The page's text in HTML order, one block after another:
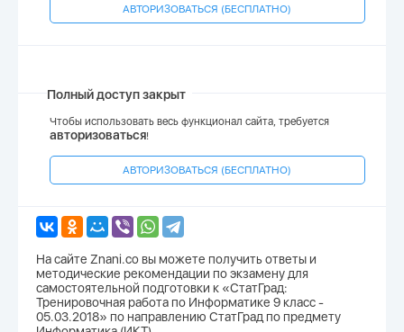
АВТОРИЗОВАТЬСЯ (БЕСПЛАТНО)
Полный доступ закрыт
Чтобы использовать весь функционал сайта, требуется
авторизоваться!
АВТОРИЗОВАТЬСЯ (БЕСПЛАТНО)
На сайте Znani.co вы можете получить ответы и
методические рекомендации по экзамену для
самостоятельной подготовки к «СтатГрад:
Тренировочная работа по Информатике 9 класс -
05.03.2018» по направлению СтатГрад по предмету